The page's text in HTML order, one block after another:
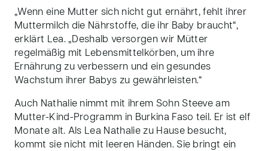
„Wenn eine Mutter sich nicht gut ernährt, fehlt ihrer
Muttermilch die Nährstoffe, die ihr Baby braucht“,
erklärt Lea. „Deshalb versorgen wir Mütter
regelmäßig mit Lebensmittelkörben, um ihre
Ernährung zu verbessern und ein gesundes
Wachstum ihrer Babys zu gewährleisten.“
Auch Nathalie nimmt mit ihrem Sohn Steeve am
Mutter-Kind-Programm in Burkina Faso teil. Er ist elf
Monate alt. Als Lea Nathalie zu Hause besucht,
kommt sie nicht mit leeren Händen. Sie bringt ein